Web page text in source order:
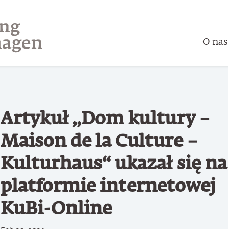
O nas
Artykuł „Dom kultury –
Maison de la Culture –
Kulturhaus“ ukazał się na
platformie internetowej
KuBi-Online